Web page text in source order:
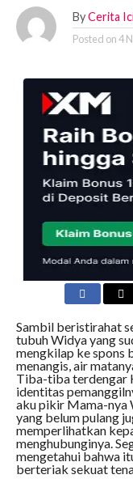
By Cerita
Posted on4
Sambil beristirahat
tubuh Widya yang
mengkilap ke spons
menangis, air
Tiba-tiba terdengar
identitas
aku pikir Mama-nya
yang belum pulang
memperlihatkan
menghubunginya.
mengetahui bahwa
berteriak sekuat